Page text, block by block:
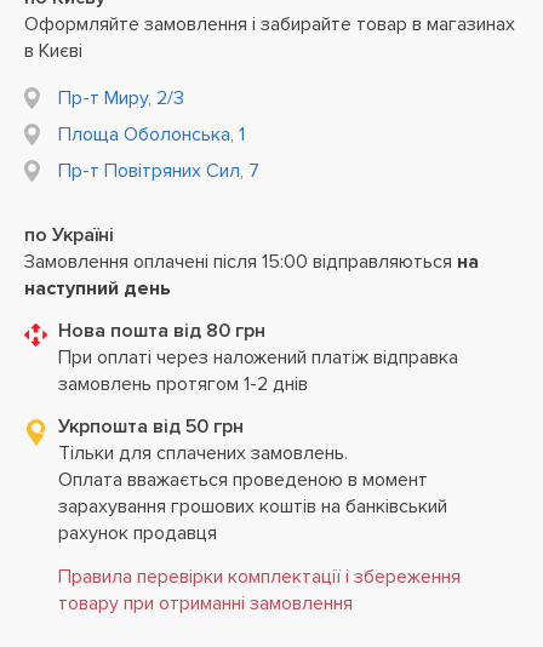
Оформляйте замовлення і забирайте товар в магазинах
в Києві
Пр-т Миру, 2/3
Площа Оболонська, 1
Пр-т Повітряних Сил, 7
по Україні
Замовлення оплачені після 15:00 відправляються на
наступний день
Нова пошта від 80 грн
При оплаті через наложений платіж відправка
замовлень протягом 1-2 днів
Укрпошта від 50 грн
Тільки для сплачених замовлень.
Оплата вважається проведеною в момент
зарахування грошових коштів на банківський
рахунок продавця
Правила перевірки комплектації і збереження
товару при отриманні замовлення